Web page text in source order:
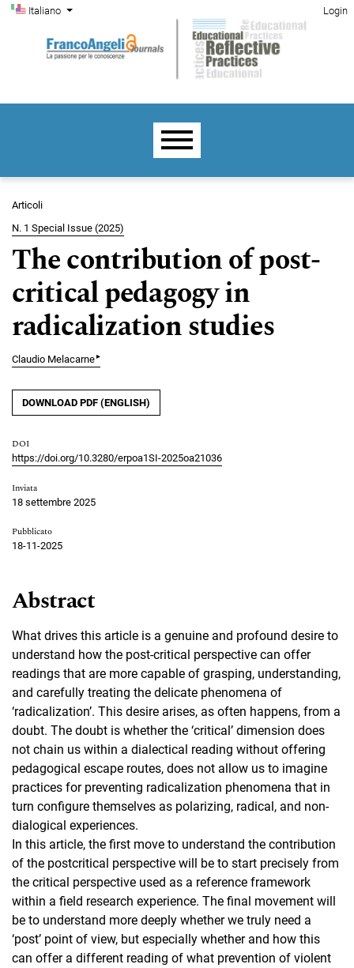
Salta al menu principale di navigazione
Salta al contenuto principale
Salta al piè di pagina del sito
Cambia la lingua. La lingua corrente è:
Italiano
Menu di amministrazione Login
Menu principale
Articoli
N. 1 Special Issue (2025)
The contribution of post-
critical pedagogy in
radicalization studies
Claudio Melacarne▸
DOWNLOAD PDF (ENGLISH)
DOI
https://doi.org/10.3280/erpoa1SI-2025oa21036
Inviata
18 settembre 2025
Pubblicato
18-11-2025
Abstract
What drives this article is a genuine and profound desire to
understand how the post-critical perspective can offer
readings that are more capable of grasping, understanding,
and carefully treating the delicate phenomena of
‘radicalization’. This desire arises, as often happens, from a
doubt. The doubt is whether the ‘critical’ dimension does
not chain us within a dialectical reading without offering
pedagogical escape routes, does not allow us to imagine
practices for preventing radicalization phenomena that in
turn configure themselves as polarizing, radical, and non-
dialogical experiences.
In this article, the first move to understand the contribution
of the postcritical perspective will be to start precisely from
the critical perspective used as a reference framework
within a field research experience. The final movement will
be to understand more deeply whether we truly need a
‘post’ point of view, but especially whether and how this
can offer a different reading of what prevention of violent